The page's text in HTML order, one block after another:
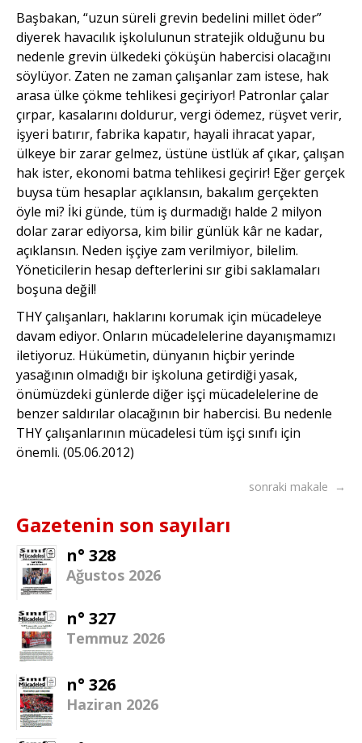
Başbakan, “uzun süreli grevin bedelini millet öder”
diyerek havacılık işkolulunun stratejik olduğunu bu
nedenle grevin ülkedeki çöküşün habercisi olacağını
söylüyor. Zaten ne zaman çalışanlar zam istese, hak
arasa ülke çökme tehlikesi geçiriyor! Patronlar çalar
çırpar, kasalarını doldurur, vergi ödemez, rüşvet verir,
işyeri batırır, fabrika kapatır, hayali ihracat yapar,
ülkeye bir zarar gelmez, üstüne üstlük af çıkar, çalışan
hak ister, ekonomi batma tehlikesi geçirir! Eğer gerçek
buysa tüm hesaplar açıklansın, bakalım gerçekten
öyle mi? İki günde, tüm iş durmadığı halde 2 milyon
dolar zarar ediyorsa, kim bilir günlük kâr ne kadar,
açıklansın. Neden işçiye zam verilmiyor, bilelim.
Yöneticilerin hesap defterlerini sır gibi saklamaları
boşuna değil!
THY çalışanları, haklarını korumak için mücadeleye
davam ediyor. Onların mücadelelerine dayanışmamızı
iletiyoruz. Hükümetin, dünyanın hiçbir yerinde
yasağının olmadığı bir işkoluna getirdiği yasak,
önümüzdeki günlerde diğer işçi mücadelelerine de
benzer saldırılar olacağının bir habercisi. Bu nedenle
THY çalışanlarının mücadelesi tüm işçi sınıfı için
önemli. (05.06.2012)
sonraki makale →
Gazetenin son sayıları
n° 328
Ağustos 2026
n° 327
Temmuz 2026
n° 326
Haziran 2026